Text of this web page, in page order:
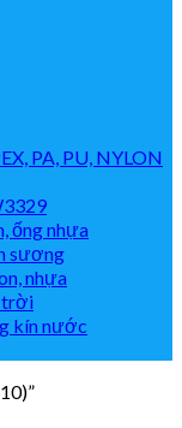
PA, PU, NYLON
ống nhựa
sương
nhựa
trời
kín nước